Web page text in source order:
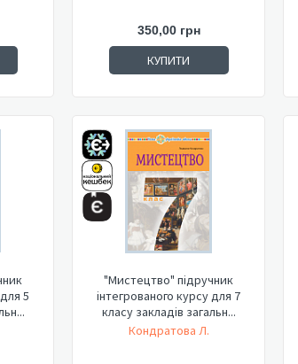
350,00 грн
КУПИТИ
5
"Мистецтво" підручник
інтегрованого курсу для 7
класу закладів загальн...
Кондратова Л.